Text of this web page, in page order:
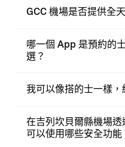
GCC 機場是否提供全
哪一個 App 是預約的
選？
我可以像搭的士一樣，
在吉列坎貝爾縣機場
可以使用哪些安全功能